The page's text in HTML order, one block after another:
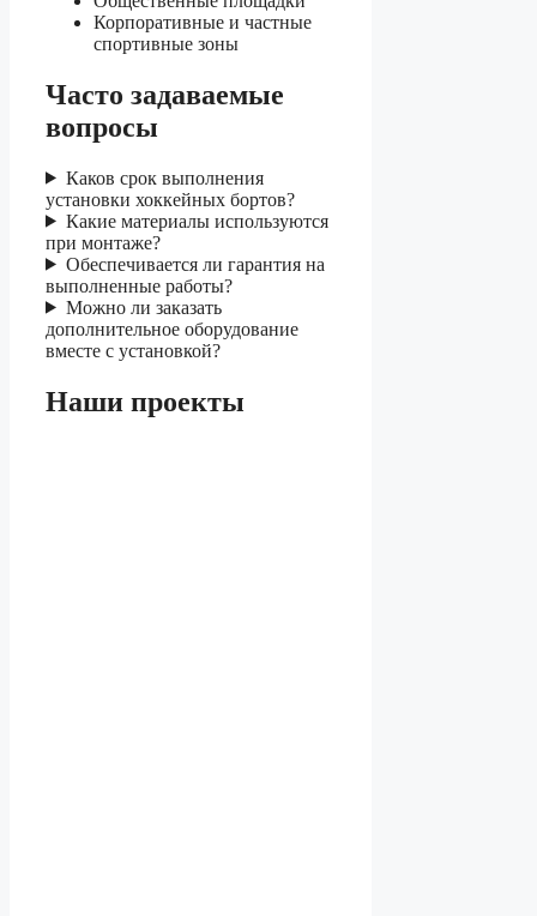
Корпоративные и частные
спортивные зоны
Часто задаваемые
вопросы
Каков срок выполнения
установки хоккейных бортов?
Какие материалы используются
при монтаже?
Обеспечивается ли гарантия на
выполненные работы?
Можно ли заказать
дополнительное оборудование
вместе с установкой?
Наши проекты